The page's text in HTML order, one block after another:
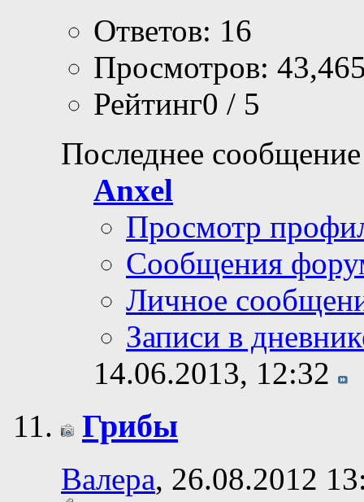
Ответов: 16
Просмотров:
Рейтинг0 / 5
Последнее
Anxel
Просмотр
Сообщения
Личное
Записи в
14.06.2013, 12:32
Грибы
Валера, 26.08.2012